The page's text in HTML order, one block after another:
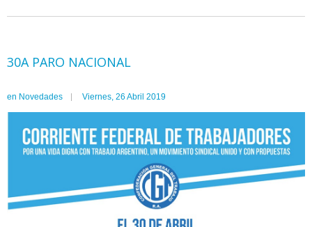
30A PARO NACIONAL
en Novedades Viernes, 26 Abril 2019